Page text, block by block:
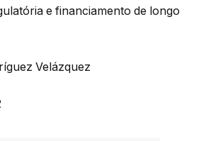
e financiamento de longo
Velázquez